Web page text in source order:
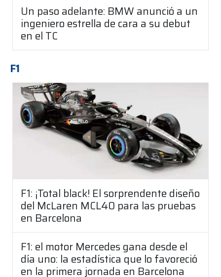
Un paso adelante: BMW anunció a un
ingeniero estrella de cara a su debut
en el TC
F1
F1: ¡Total black! El sorprendente diseño
del McLaren MCL40 para las pruebas
en Barcelona
F1: el motor Mercedes gana desde el
día uno: la estadística que lo favoreció
en la primera jornada en Barcelona